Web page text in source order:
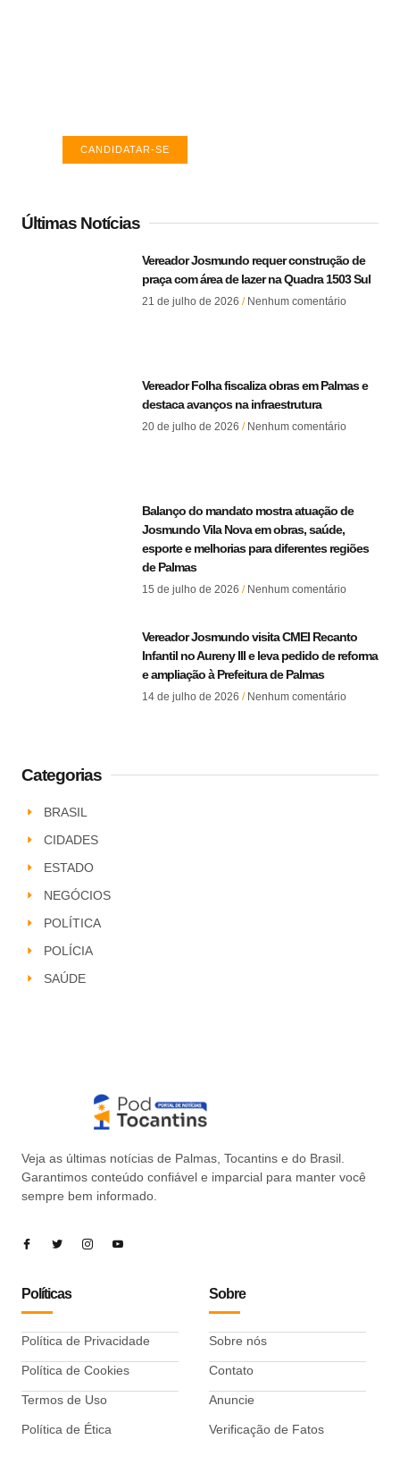
CANDIDATAR-SE
Últimas Notícias
Vereador Josmundo requer construção de
praça com área de lazer na Quadra 1503 Sul
21 de julho de 2026 Nenhum comentário
Vereador Folha fiscaliza obras em Palmas e
destaca avanços na infraestrutura
20 de julho de 2026 Nenhum comentário
Balanço do mandato mostra atuação de
Josmundo Vila Nova em obras, saúde,
esporte e melhorias para diferentes regiões
de Palmas
15 de julho de 2026 Nenhum comentário
Vereador Josmundo visita CMEI Recanto
Infantil no Aureny III e leva pedido de reforma
e ampliação à Prefeitura de Palmas
14 de julho de 2026 Nenhum comentário
Categorias
BRASIL
CIDADES
ESTADO
NEGÓCIOS
POLÍTICA
POLÍCIA
SAÚDE
Veja as últimas notícias de Palmas, Tocantins e do Brasil.
Garantimos conteúdo confiável e imparcial para manter você
sempre bem informado.
Políticas
Política de Privacidade
Política de Cookies
Termos de Uso
Política de Ética
Sobre
Sobre nós
Contato
Anuncie
Verificação de Fatos